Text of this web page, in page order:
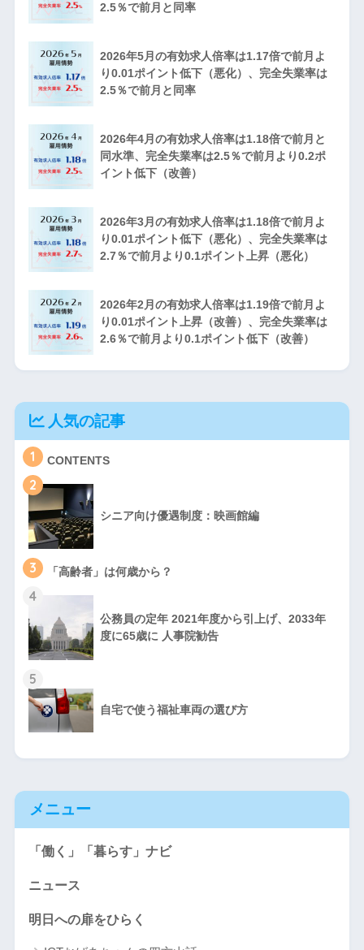
2.5％で前月と同率
2026年5月の有効求人倍率は1.17倍で前月よ
り0.01ポイント低下（悪化）、完全失業率は
2.5％で前月と同率
2026年4月の有効求人倍率は1.18倍で前月と
同水準、完全失業率は2.5％で前月より0.2ポ
イント低下（改善）
2026年3月の有効求人倍率は1.18倍で前月よ
り0.01ポイント低下（悪化）、完全失業率は
2.7％で前月より0.1ポイント上昇（悪化）
2026年2月の有効求人倍率は1.19倍で前月よ
り0.01ポイント上昇（改善）、完全失業率は
2.6％で前月より0.1ポイント低下（改善）
人気の記事
1 CONTENTS
2
シニア向け優遇制度：映画館編
3 「高齢者」は何歳から？
4
公務員の定年 2021年度から引上げ、2033年
度に65歳に 人事院勧告
5
自宅で使う福祉車両の選び方
メニュー
「働く」「暮らす」ナビ
ニュース
明日への扉をひらく